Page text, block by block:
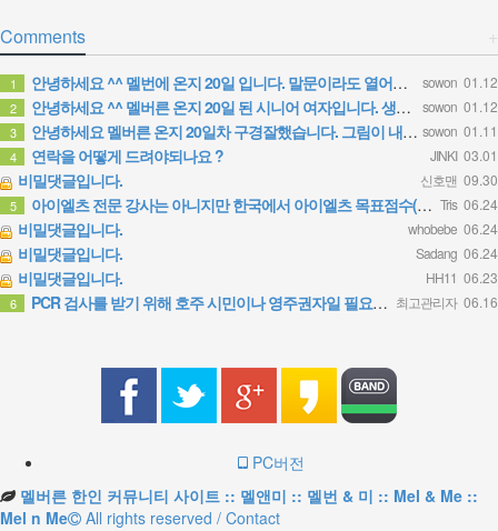
+
Comments
sowon 01.12
1 안녕하세요 ^^ 멜번에 온지 20일 입니다. 말문이라도 열어보려고 글 보냅니다. 정말 반가운 소식인데 시간이…
sowon 01.12
2 안녕하세요 ^^ 멜버른 온지 20일 된 시니어 여자입니다. 생소한 곳이다보니 말문이라도 열어보려고 문자 드려…
sowon 01.11
3 안녕하세요 멜버른 온지 20일차 구경잘했습니다. 그림이 내마음입니다.
JINKI 03.01
4 연락을 어떻게 드려야되나요 ?
신호맨 09.30
비밀댓글입니다.
Tris 06.24
5 아이엘츠 전문 강사는 아니지만 한국에서 아이엘츠 목표점수(6.0)통과하고 호주대학 입학했어요 연락주시면 제가…
whobebe 06.24
비밀댓글입니다.
Sadang 06.24
비밀댓글입니다.
HH11 06.23
비밀댓글입니다.
최고관리자 06.16
6 PCR 검사를 받기 위해 호주 시민이나 영주권자일 필요는 없습니다. 가까운 무료 검사 클리닉에 방문 하시면 …
PC버전
멜버른 한인 커뮤니티 사이트 :: 멜앤미 :: 멜번 & 미 :: Mel & Me ::
Mel n Me
All rights reserved / Contact